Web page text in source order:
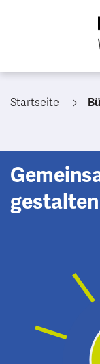
Startseite
gestalten